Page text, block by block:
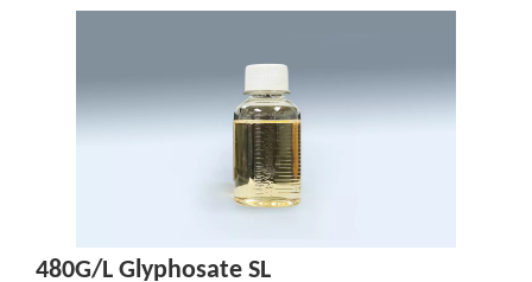
480G/L Glyphosate SL